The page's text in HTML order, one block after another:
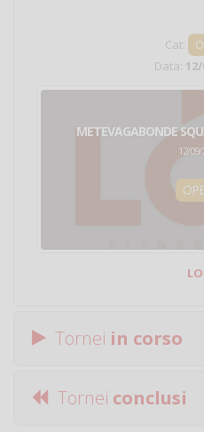
Cat:
Data:
METEVAGABONDE
12/09/
Tornei in corso
Tornei conclusi